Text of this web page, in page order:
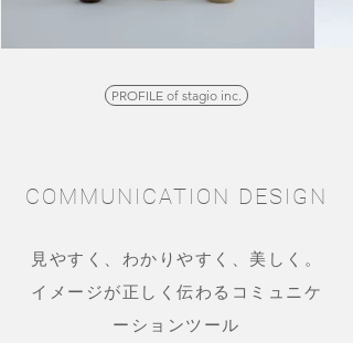
PROFILE of stagio inc.
COMMUNICATION DESIGN
見やすく、わかりやすく、美しく。
イメージが正しく伝わるコミュニケ
ーションツール